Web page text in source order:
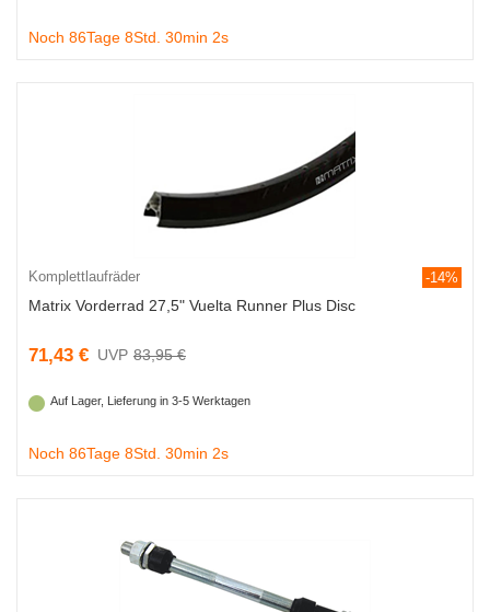
Noch 86Tage 8Std. 30min 1s
Komplettlaufräder -14%
Matrix Vorderrad 27,5" Vuelta Runner Plus Disc
71,43 € 83,95 €
Auf Lager, Lieferung in 3-5 Werktagen
Noch 86Tage 8Std. 30min 1s